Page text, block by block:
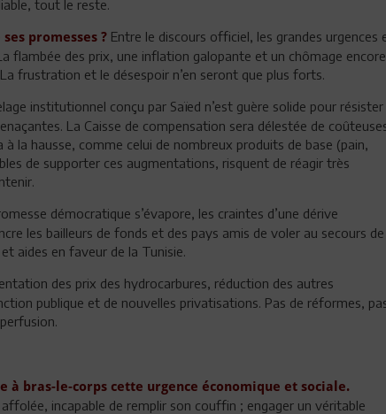
tout le reste.
promesses ? Entre le discours officiel, les grandes urgences
flambée des prix, une inflation galopante et un chômage encore
frustration et le désespoir n’en seront que plus forts.
institutionnel conçu par Saïed n’est guère solide pour résister
La Caisse de compensation sera délestée de
la hausse, comme celui de nombreux produits de base (pain,
de supporter ces augmentations, risquent de réagir très
démocratique s’évapore, les craintes d’une dérive
les bailleurs de fonds et des pays amis de voler au secours de
aides en faveur de la Tunisie.
des prix des hydrocarbures, réduction des autres
publique et de nouvelles privatisations. Pas de réformes,
à bras-le-corps cette urgence économique et sociale.
incapable de remplir son couffin ; engager un véritable